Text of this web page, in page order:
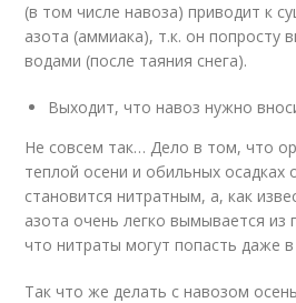
(в том числе навоза) приводит к
азота (аммиака), т.к. он попросту
водами (после таяния снега).
Выходит, что навоз нужно
Не совсем так… Дело в том, что
теплой осени и обильных осадках
становится нитратным, а, как
азота очень легко вымывается из
что нитраты могут попасть даже
Так что же делать с навозом